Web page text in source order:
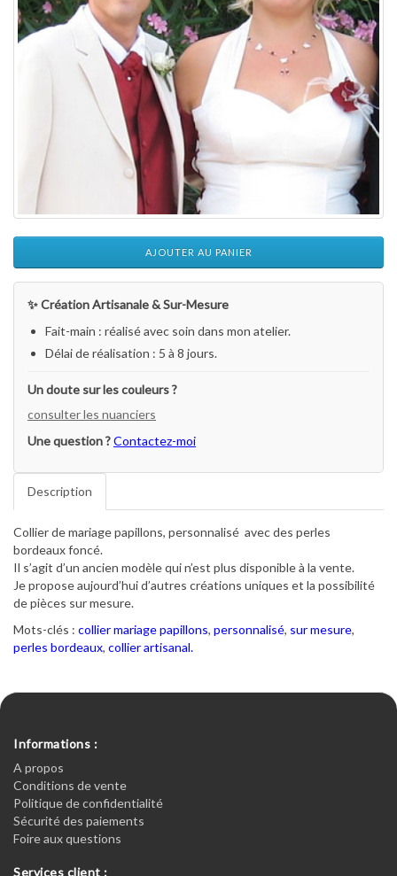
AJOUTER AU PANIER
✨ Création Artisanale & Sur-Mesure
Fait-main : réalisé avec soin dans mon atelier.
Délai de réalisation : 5 à 8 jours.
Un doute sur les couleurs ?
consulter les nuanciers
Une question ?Contactez-moi
Description
Collier de mariage papillons, personnalisé avec des perles
bordeaux foncé.
Il s’agit d’un ancien modèle qui n’est plus disponible à la vente.
Je propose aujourd’hui d’autres créations uniques et la possibilité
de pièces sur mesure.
Mots-clés : collier mariage papillons, personnalisé, sur mesure,
perles bordeaux, collier artisanal.
Informations :
A propos
Conditions de vente
Politique de confidentialité
Sécurité des paiements
Foire aux questions
Services client :